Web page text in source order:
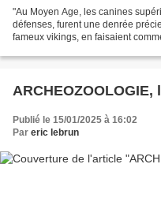
"Au Moyen Age, les canines
défenses, furent une denrée
fameux vikings, en faisaient
ARCHEOZOOLOGIE,
Publié le 15/01/2025 à 16:02
Par eric lebrun